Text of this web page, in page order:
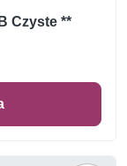
Czyste **